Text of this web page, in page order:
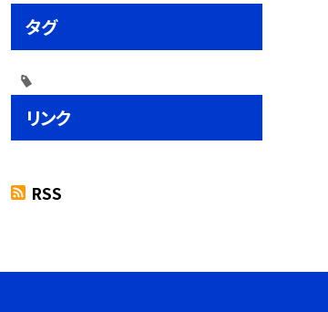
タグ
リンク
RSS